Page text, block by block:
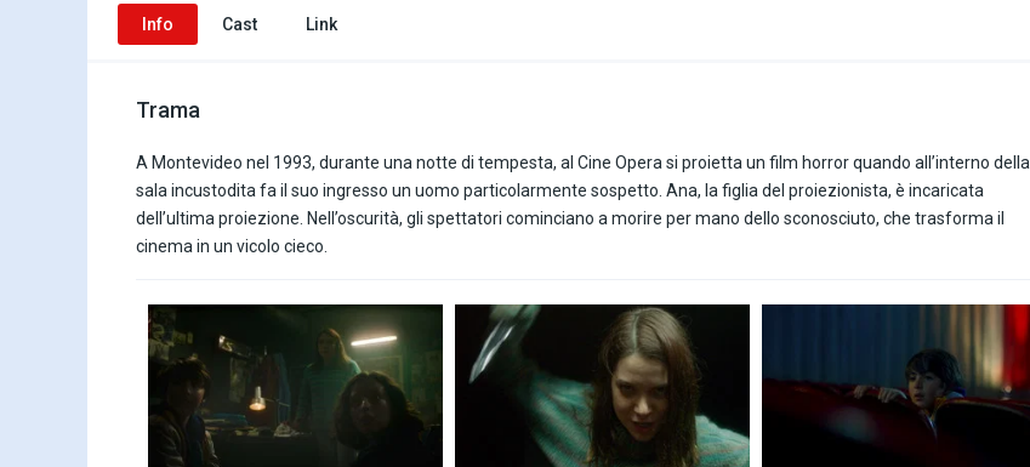
Info Cast Link
Trama
A Montevideo nel 1993, durante una notte di tempesta, al Cine Opera si proietta un film horror quando all’interno della
sala incustodita fa il suo ingresso un uomo particolarmente sospetto. Ana, la figlia del proiezionista, è incaricata
dell’ultima proiezione. Nell’oscurità, gli spettatori cominciano a morire per mano dello sconosciuto, che trasforma il
cinema in un vicolo cieco.